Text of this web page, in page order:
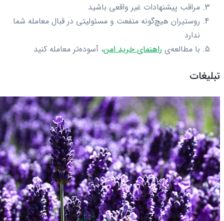
مراقب پیشنهادات غیر واقعی باشید
روستیران هیچ‌گونه منفعت و مسئولیتی در قبال معامله شما
ندارد
با مطالعه‌ی راهنمای خرید امن، آسوده‌تر معامله کنید
تبلیغات